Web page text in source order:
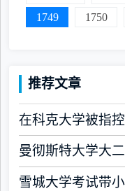
1749 1750
推荐文章
在科克大学被指
曼彻斯特大学大
雪城大学考试带